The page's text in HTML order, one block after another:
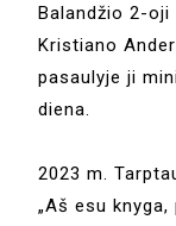
Balandžio 2-oji
Kristiano
pasaulyje ji
diena.
2023 m.
„Aš esu knyga,